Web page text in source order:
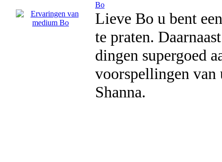
Bo
Lieve Bo u bent
te praten.
dingen supergoed
voorspellingen van
Shanna.